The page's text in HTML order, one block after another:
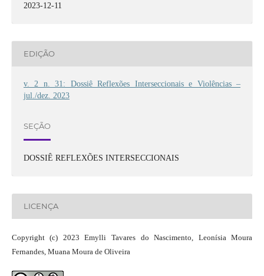
2023-12-11
EDIÇÃO
v. 2 n. 31: Dossiê Reflexões Interseccionais e Violências –
jul./dez. 2023
SEÇÃO
DOSSIÊ REFLEXÕES INTERSECCIONAIS
LICENÇA
Copyright (c) 2023 Emylli Tavares do Nascimento, Leonísia Moura
Fernandes, Muana Moura de Oliveira